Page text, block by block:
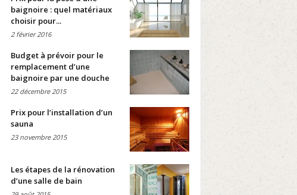
baignoire : quel matériaux
choisir pour...
2 février 2016
Budget à prévoir pour le
remplacement d’une
baignoire par une douche
22 décembre 2015
Prix pour l’installation d’un
sauna
23 novembre 2015
Les étapes de la rénovation
d’une salle de bain